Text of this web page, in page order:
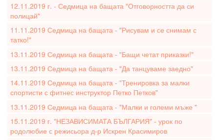
12.11.2019 г. - Седмица на бащата "Отговорността да си
полицай"
11.11.2019 Седмица на бащата - "Рисувам и се снимам с
татко!"
13.11.2019 Седмица на бащата - "Бащи четат приказки!"
13.11.2019 Седмица на бащата - "Да танцуваме заедно"
14.11.2019 Седмица на бащата - "Тренировка за малки
спортисти с фитнес инструктор Петко Петков"
13.11.2019 Седмица на бащата - "Малки и големи мъже "
15.11.2019 г. "НЕЗАВИСИМАТА БЪЛГАРИЯ" - урок по
родолюбие с режисьора д-р Искрен Красимиров